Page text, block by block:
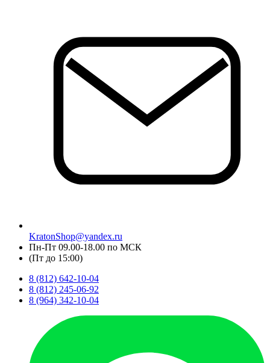
KratonShop@yandex.ru
Пн-Пт 09.00-18.00 по МСК
(Пт до 15:00)
8 (812) 642-10-04
8 (812) 245-06-92
8 (964) 342-10-04